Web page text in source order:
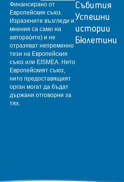
Финансирано от
Европейския съюз.
Изразените възгледи и
мнения са само на
автора(ите) и не
отразяват непременно
тези на Европейския
съюз или EISMEA. Нито
Европейският съюз,
нито предоставящият
орган могат да бъдат
държани отговорни за
тях.
Събития
Успешни
истории
Бюлетини